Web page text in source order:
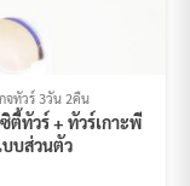
จทัวร์ 3วัน 2คืน
ตี้ทัวร์ + ทัวร์เกาะพี
บบส่วนตัว